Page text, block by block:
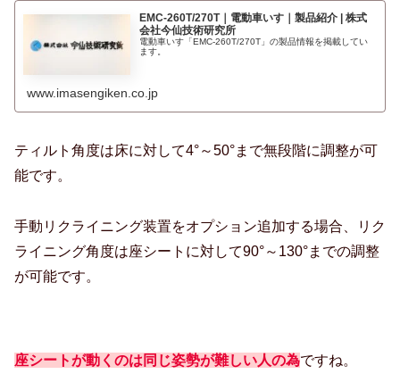
EMC-260T/270T｜電動車いす｜製品紹介 | 株式
会社今仙技術研究所
電動車いす「EMC-260T/270T」の製品情報を掲載してい
ます。
www.imasengiken.co.jp
ティルト角度は床に対して4°～50°まで無段階に調整が可
能です。
手動リクライニング装置をオプション追加する場合、リク
ライニング角度は座シートに対して90°～130°までの調整
が可能です。
座シートが動くのは同じ姿勢が難しい人の為ですね。